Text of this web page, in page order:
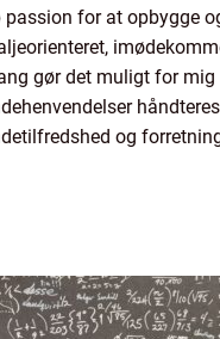
passion for at opbygge
gør det muligt for mig
og